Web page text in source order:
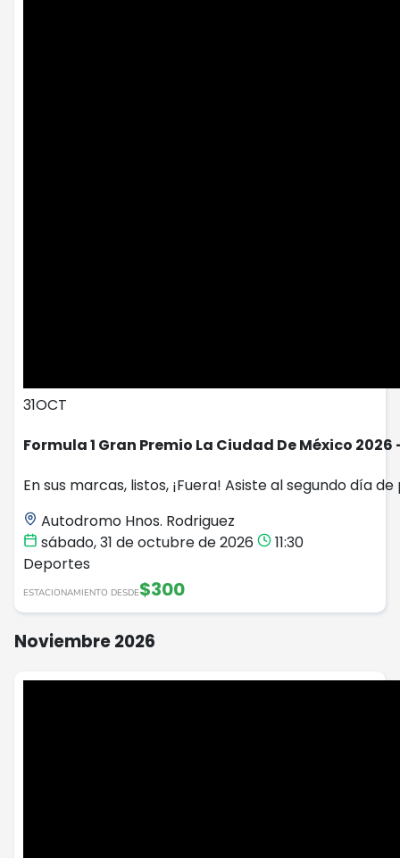
31OCT
Formula 1 Gran Premio La Ciudad De México 2026
En sus marcas, listos, ¡Fuera! Asiste al segundo día
Autodromo Hnos. Rodriguez
sábado, 31 de octubre de 2026
11:30
Deportes
ESTACIONAMIENTO DESDE$300
Noviembre 2026